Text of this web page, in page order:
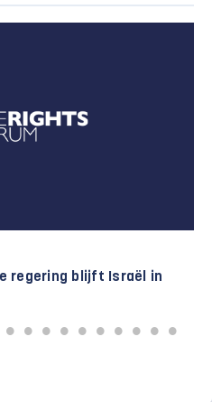
regering blijft Israël in